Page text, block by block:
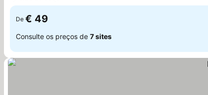
De € 49
Consulte os preços de 7 sites